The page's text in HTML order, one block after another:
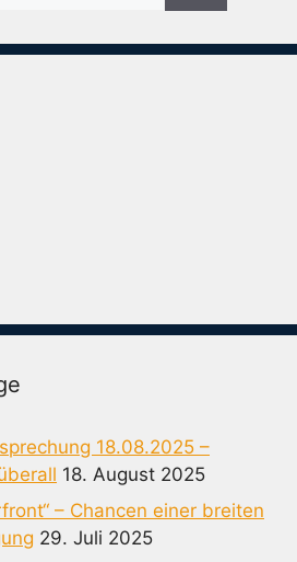
18.08.2025 –
18. August 2025
– Chancen einer breiten
29. Juli 2025